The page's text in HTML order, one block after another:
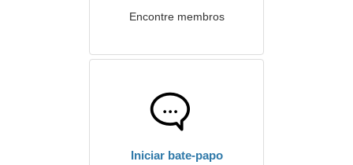
Encontre membros
Iniciar bate-papo